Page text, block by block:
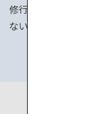
修行体験や、精進
ない宿坊体験。ぜ